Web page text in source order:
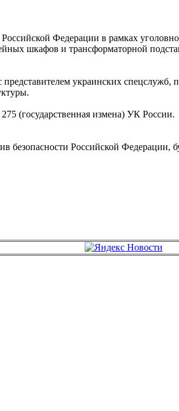
Федерации в рамках
шкафов и трансформаторной
украинских спецслужб,
(государственная измена) УК России.
Российской Федерации,